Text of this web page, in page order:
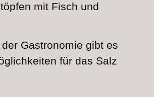
mit Fisch und
Gastronomie gibt es
für das Salz